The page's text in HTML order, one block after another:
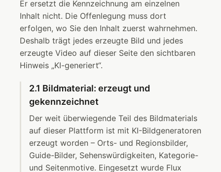
Er ersetzt die Kennzeichnung am einzelnen
Inhalt nicht. Die Offenlegung muss dort
erfolgen, wo Sie den Inhalt zuerst wahrnehmen.
Deshalb trägt jedes erzeugte Bild und jedes
erzeugte Video auf dieser Seite den sichtbaren
Hinweis „KI-generiert“.
2.1 Bildmaterial: erzeugt und
gekennzeichnet
Der weit überwiegende Teil des Bildmaterials
auf dieser Plattform ist mit KI-Bildgeneratoren
erzeugt worden – Orts- und Regionsbilder,
Guide-Bilder, Sehenswürdigkeiten, Kategorie-
und Seitenmotive. Eingesetzt wurde Flux